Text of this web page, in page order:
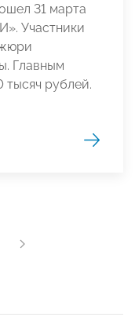
31 марта
Участники
Главным
тысяч рублей.